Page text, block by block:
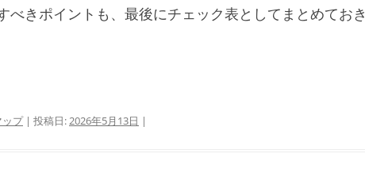
べきポイントも、最後にチェック表としてまとめておき
プ| 投稿日:2026年5月13日 |